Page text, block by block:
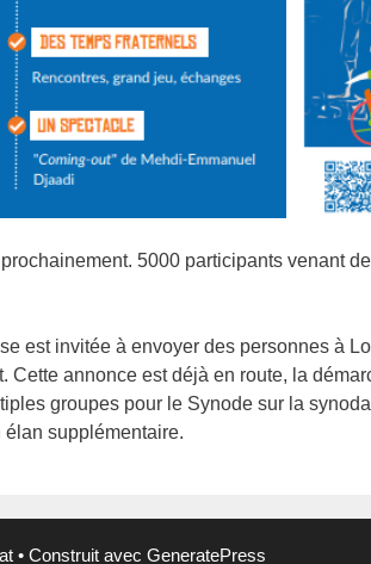
5000 participants venant
est invitée à envoyer des personnes à
Cette annonce est déjà en route, la
groupes pour le Synode sur la
élan supplémentaire.
• Construit avec GeneratePress